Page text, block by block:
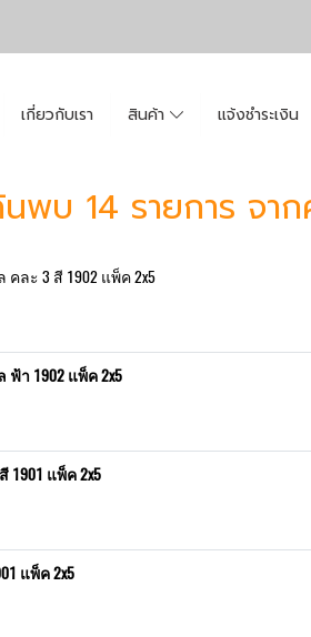
เกี่ยวกับเรา สินค้า แจ้งชำระเงิน
พบ 14 รายการ จาก
คละ 3 สี 1902 แพ็ค 2x5
ฟ้า 1902 แพ็ค 2x5
1901 แพ็ค 2x5
แพ็ค 2x5